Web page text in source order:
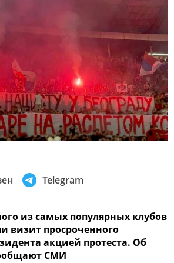
Telegram
из самых популярных клубов
визит просроченного
акцией протеста. Об
СМИ